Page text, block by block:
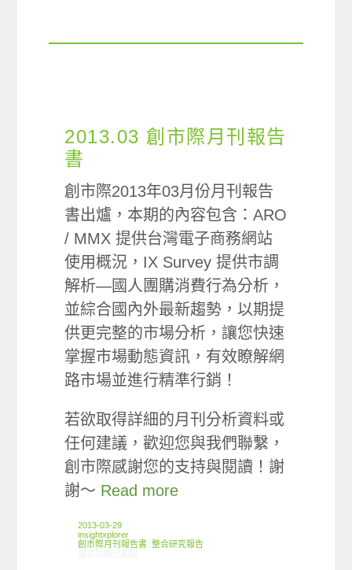
2013.03 創市際月刊報告
書
創市際2013年03月份月刊報告
書出爐，本期的內容包含：ARO
/ MMX 提供台灣電子商務網站
使用概況，IX Survey 提供市調
解析—國人團購消費行為分析，
並綜合國內外最新趨勢，以期提
供更完整的市場分析，讓您快速
掌握市場動態資訊，有效瞭解網
路市場並進行精準行銷！
若欲取得詳細的月刊分析資料或
任何建議，歡迎您與我們聯繫，
創市際感謝您的支持與閱讀！謝
謝～ Read more
2013-03-29
insightxplorer
創市際月刊報告書 ,整合研究報告